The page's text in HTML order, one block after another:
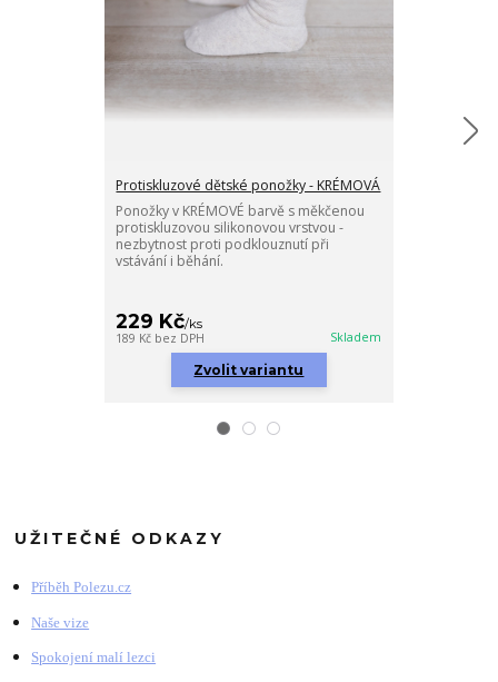
Protiskluzové dětské ponožky - KRÉMOVÁ
Ponožky v KRÉMOVÉ barvě s měkčenou
protiskluzovou silikonovou vrstvou -
nezbytnost proti podklouznutí při
vstávání i běhání.
229 Kč/ks
189 Kč bez DPH Skladem
Zvolit variantu
UŽITEČNÉ ODKAZY
Příběh Polezu.cz
Naše vize
Spokojení malí lezci